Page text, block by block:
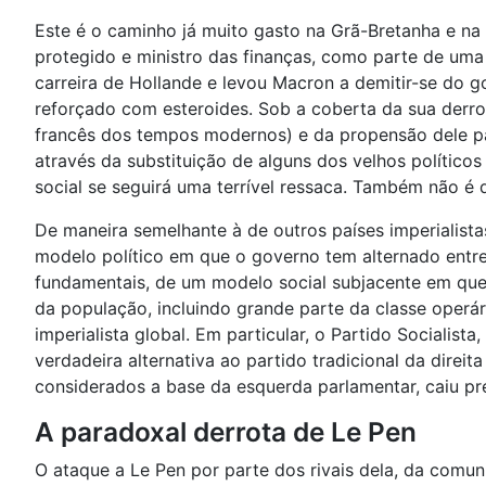
Este é o caminho já muito gasto na Grã-Bretanha e
protegido e ministro das finanças, como parte de
carreira de Hollande e levou Macron a demitir-se do
reforçado com esteroides. Sob a coberta da sua
francês dos tempos modernos) e da propensão dele
através da substituição de alguns dos velhos
social se seguirá uma terrível ressaca. Também não
De maneira semelhante à de outros países
modelo político em que o governo tem alternado
fundamentais, de um modelo social subjacente em
da população, incluindo grande parte da classe
imperialista global. Em particular, o Partido
verdadeira alternativa ao partido tradicional da
considerados a base da esquerda parlamentar, caiu
A paradoxal derrota de Le Pen
O ataque a Le Pen por parte dos rivais dela, da